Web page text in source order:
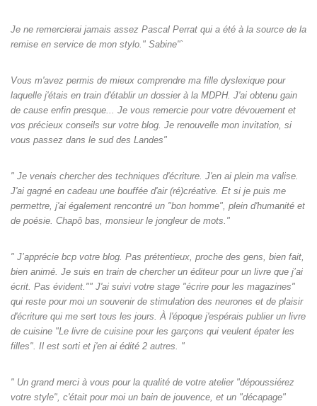
Je ne remercierai jamais assez Pascal Perrat qui a été à la source de la
remise en service de mon stylo." Sabine"`
Vous m'avez permis de mieux comprendre ma fille dyslexique pour
laquelle j'étais en train d'établir un dossier à la MDPH. J'ai obtenu gain
de cause enfin presque... Je vous remercie pour votre dévouement et
vos précieux conseils sur votre blog. Je renouvelle mon invitation, si
vous passez dans le sud des Landes"
" Je venais chercher des techniques d'écriture. J'en ai plein ma valise.
J'ai gagné en cadeau une bouffée d'air (ré)créative. Et si je puis me
permettre, j'ai également rencontré un "bon homme", plein d'humanité et
de poésie. Chapô bas, monsieur le jongleur de mots."
" J’apprécie bcp votre blog. Pas prétentieux, proche des gens, bien fait,
bien animé. Je suis en train de chercher un éditeur pour un livre que j’ai
écrit. Pas évident."" J'ai suivi votre stage "écrire pour les magazines"
qui reste pour moi un souvenir de stimulation des neurones et de plaisir
d'écriture qui me sert tous les jours. À l'époque j'espérais publier un livre
de cuisine "Le livre de cuisine pour les garçons qui veulent épater les
filles". Il est sorti et j'en ai édité 2 autres. "
" Un grand merci à vous pour la qualité de votre atelier "dépoussiérez
votre style", c'était pour moi un bain de jouvence, et un "décapage"